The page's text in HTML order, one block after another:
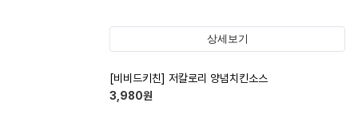
상세보기
[비비드키친] 저칼로리 양념치킨소스
3,980원